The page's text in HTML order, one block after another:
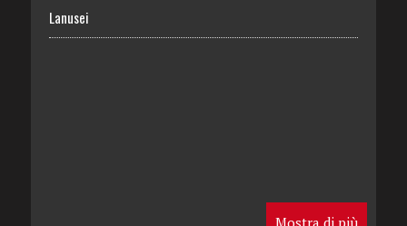
Lanusei
Mostra di più